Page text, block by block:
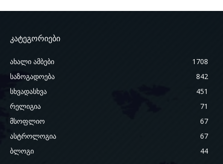
კატეგორიები
ახალი ამბები
1708
საზოგადოება
842
სხვადასხვა
451
რელიგია
71
მსოფლიო
67
ასტროლოგია
67
ბლოგი
44